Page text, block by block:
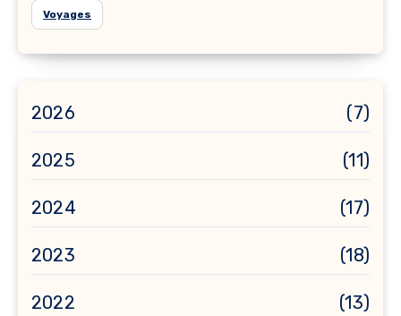
Voyages
2026 (7)
2025 (11)
2024 (17)
2023 (18)
2022 (13)